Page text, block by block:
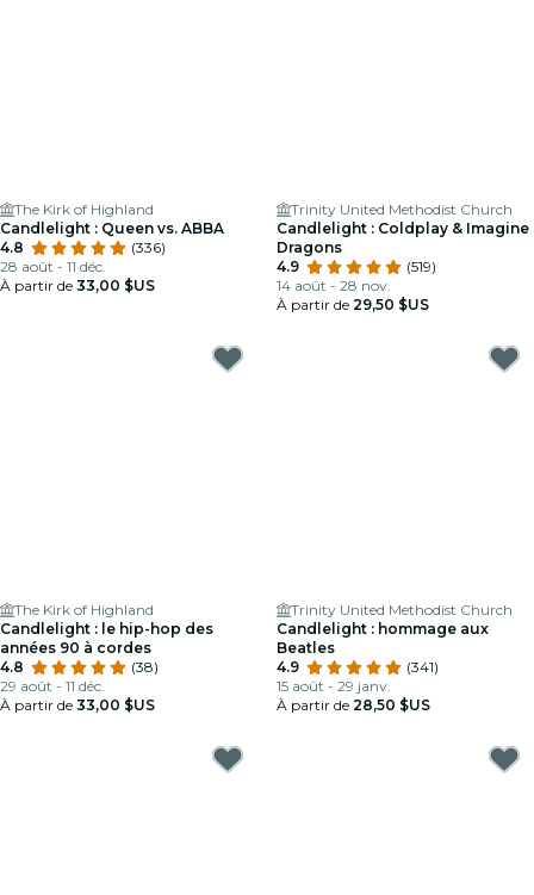
The Kirk of Highland
Candlelight : Queen vs. ABBA
4.8
(336)
28 août - 11 déc.
À partir de 33,00 $US
Trinity United Methodist Church
Candlelight : Coldplay & Imagine
Dragons
4.9
(519)
14 août - 28 nov.
À partir de 29,50 $US
The Kirk of Highland
Candlelight : le hip-hop des
années 90 à cordes
4.8
(38)
29 août - 11 déc.
À partir de 33,00 $US
Trinity United Methodist Church
Candlelight : hommage aux
Beatles
4.9
(341)
15 août - 29 janv.
À partir de 28,50 $US